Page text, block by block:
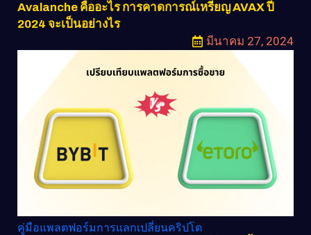
Avalanche คืออะไร การคาดการณ์เหรียญ AVAX ปี
2024 จะเป็นอย่างไร
มีนาคม 27, 2024
คู่มือแพลตฟอร์มการแลกเปลี่ยนคริปโต